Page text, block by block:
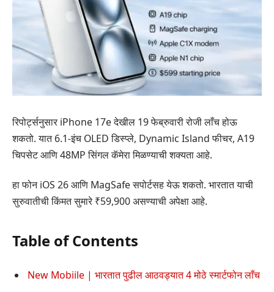
रिपोर्ट्सनुसार iPhone 17e देखील 19 फेब्रुवारी रोजी लाँच होऊ
शकतो. यात 6.1-इंच OLED डिस्प्ले, Dynamic Island फीचर, A19
चिपसेट आणि 48MP सिंगल कॅमेरा मिळण्याची शक्यता आहे.
हा फोन iOS 26 आणि MagSafe सपोर्टसह येऊ शकतो. भारतात याची
सुरुवातीची किंमत सुमारे ₹59,900 असण्याची अपेक्षा आहे.
Table of Contents
New Mobiile | भारतात पुढील आठवड्यात 4 मोठे स्मार्टफोन लाँच